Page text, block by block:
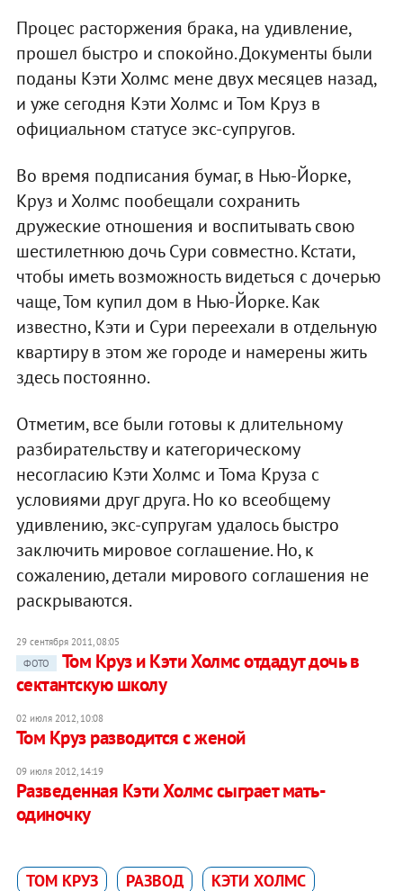
Процес расторжения брака, на удивление,
прошел быстро и спокойно. Документы были
поданы Кэти Холмс мене двух месяцев назад,
и уже сегодня Кэти Холмс и Том Круз в
официальном статусе экс-супругов.
Во время подписания бумаг, в Нью-Йорке,
Круз и Холмс пообещали сохранить
дружеские отношения и воспитывать свою
шестилетнюю дочь Сури совместно. Кстати,
чтобы иметь возможность видеться с дочерью
чаще, Том купил дом в Нью-Йорке. Как
известно, Кэти и Сури переехали в отдельную
квартиру в этом же городе и намерены жить
здесь постоянно.
Отметим, все были готовы к длительному
разбирательству и категорическому
несогласию Кэти Холмс и Тома Круза с
условиями друг друга. Но ко всеобщему
удивлению, экс-супругам удалось быстро
заключить мировое соглашение. Но, к
сожалению, детали мирового соглашения не
раскрываются.
29 сентября 2011, 08:05
ФОТО
Том Круз и Кэти Холмс отдадут дочь в
сектантскую школу
02 июля 2012, 10:08
Том Круз разводится с женой
09 июля 2012, 14:19
Разведенная Кэти Холмс сыграет мать-
одиночку
ТОМ КРУЗ РАЗВОД КЭТИ ХОЛМС